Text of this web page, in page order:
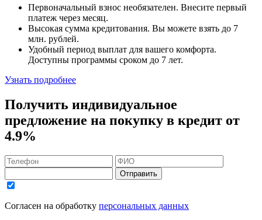
Первоначальный взнос необязателен. Внесите первый
платеж через месяц.
Высокая сумма кредитования. Вы можете взять до 7
млн. рублей.
Удобный период выплат для вашего комфорта.
Доступны программы сроком до 7 лет.
Узнать подробнее
Получить индивидуальное
предложение на покупку в кредит от
4.9%
Отправить
Согласен на обработку персональных данных